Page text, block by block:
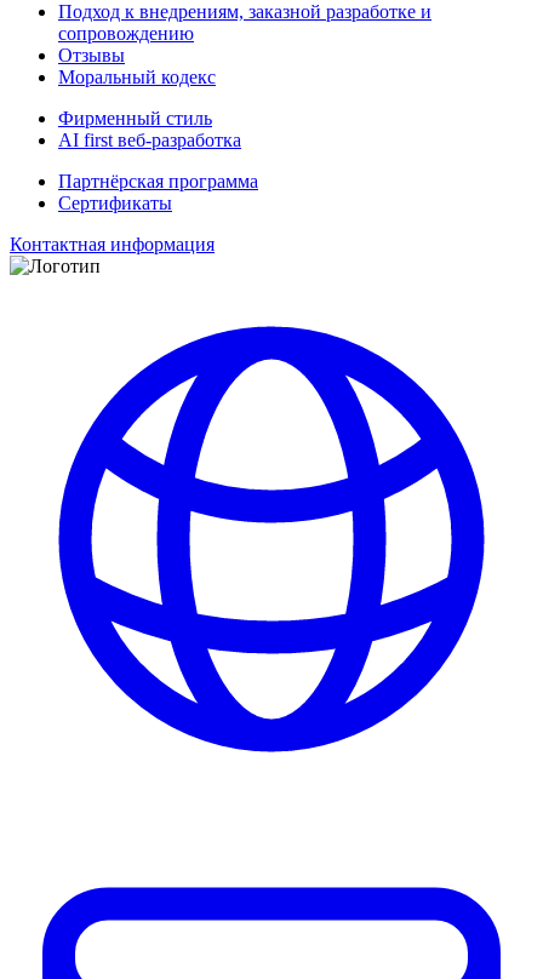
Подход к внедрениям, заказной разработке и
сопровождению
Отзывы
Моральный кодекс
Фирменный стиль
AI first веб-разработка
Партнёрская программа
Сертификаты
Контактная информация